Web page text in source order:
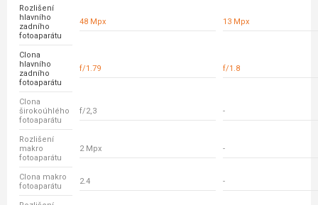
Rozlišení
hlavního
zadního
fotoaparátu
48 Mpx 13 Mpx
Clona
hlavního
zadního
fotoaparátu
f/1.79 f/1.8
Clona
širokoúhlého
fotoaparátu
f/2,3 -
Rozlišení
makro
fotoaparátu
2 Mpx -
Clona makro
fotoaparátu
2.4 -